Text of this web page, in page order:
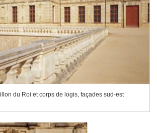
du Roi et corps de logis, façades sud-est